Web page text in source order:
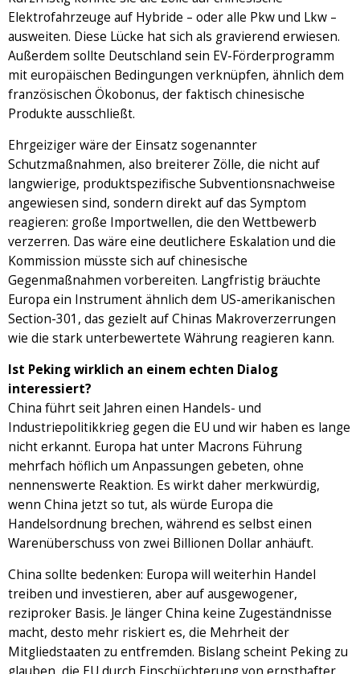
Elektrofahrzeuge auf Hybride – oder alle Pkw und Lkw –
ausweiten. Diese Lücke hat sich als gravierend erwiesen.
Außerdem sollte Deutschland sein EV-Förderprogramm
mit europäischen Bedingungen verknüpfen, ähnlich dem
französischen Ökobonus, der faktisch chinesische
Produkte ausschließt.
Ehrgeiziger wäre der Einsatz sogenannter
Schutzmaßnahmen, also breiterer Zölle, die nicht auf
langwierige, produktspezifische Subventionsnachweise
angewiesen sind, sondern direkt auf das Symptom
reagieren: große Importwellen, die den Wettbewerb
verzerren. Das wäre eine deutlichere Eskalation und die
Kommission müsste sich auf chinesische
Gegenmaßnahmen vorbereiten. Langfristig bräuchte
Europa ein Instrument ähnlich dem US-amerikanischen
Section-301, das gezielt auf Chinas Makroverzerrungen
wie die stark unterbewertete Währung reagieren kann.
Ist Peking wirklich an einem echten Dialog
interessiert?
China führt seit Jahren einen Handels- und
Industriepolitikkrieg gegen die EU und wir haben es lange
nicht erkannt. Europa hat unter Macrons Führung
mehrfach höflich um Anpassungen gebeten, ohne
nennenswerte Reaktion. Es wirkt daher merkwürdig,
wenn China jetzt so tut, als würde Europa die
Handelsordnung brechen, während es selbst einen
Warenüberschuss von zwei Billionen Dollar anhäuft.
China sollte bedenken: Europa will weiterhin Handel
treiben und investieren, aber auf ausgewogener,
reziproker Basis. Je länger China keine Zugeständnisse
macht, desto mehr riskiert es, die Mehrheit der
Mitgliedstaaten zu entfremden. Bislang scheint Peking zu